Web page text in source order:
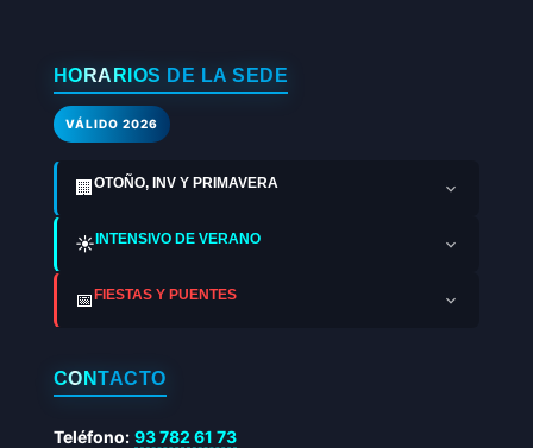
HORARIOS DE LA SEDE
VÁLIDO 2026
🏢 OTOÑO, INV Y PRIMAVERA
☀️INTENSIVO DE VERANO
📅FIESTAS Y PUENTES
CONTACTO
Teléfono: 93 782 61 73